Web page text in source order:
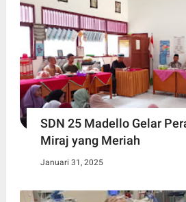
SDN 25 Madello Gelar
Miraj yang Meriah
Januari 31, 2025